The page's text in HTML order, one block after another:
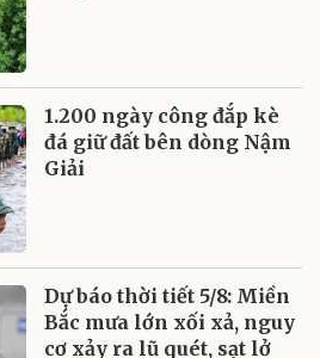
1.200 ngày công đắp kè
đá giữ đất bên dòng Nậm
Giải
Dự báo thời tiết 5/8: Miền
Bắc mưa lớn xối xả, nguy
cơ xảy ra lũ quét, sạt lở